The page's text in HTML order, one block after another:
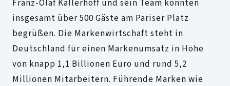
Franz-Olaf Kallerhoff und sein Team konnten
insgesamt über 500 Gäste am Pariser Platz
begrüßen. Die Markenwirtschaft steht in
Deutschland für einen Markenumsatz in Höhe
von knapp 1,1 Billionen Euro und rund 5,2
Millionen Mitarbeitern. Führende Marken wie